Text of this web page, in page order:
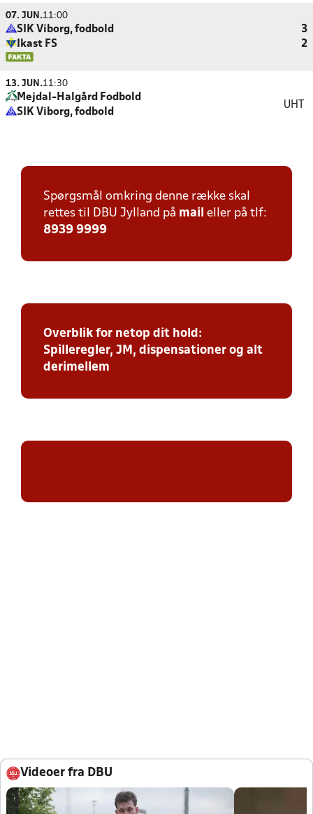
07. JUN.11:00
SIK Viborg, fodbold
3
Ikast FS
2
13. JUN.11:30
Mejdal-Halgård Fodbold
SIK Viborg, fodbold
UHT
Spørgsmål omkring denne række skal
rettes til DBU Jylland på mail eller på tlf:
8939 9999
Overblik for netop dit hold:
Spilleregler, JM, dispensationer og alt
derimellem
Videoer fra DBU